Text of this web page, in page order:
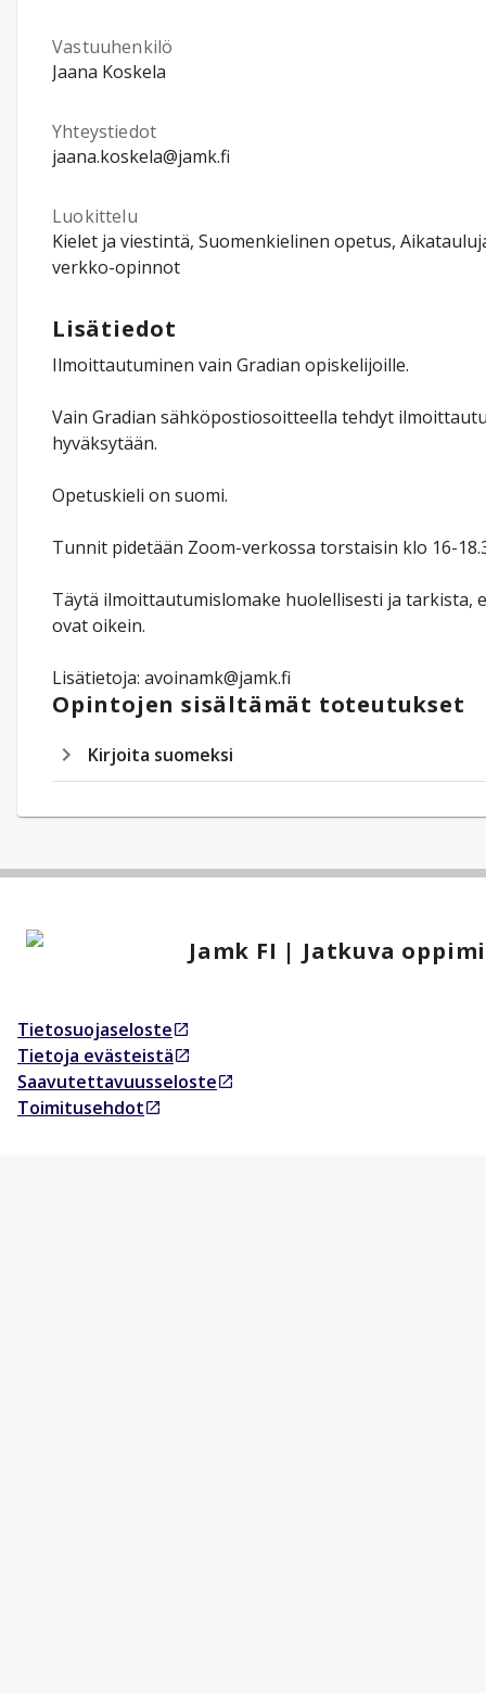
Vastuuhenkilö
Jaana Koskela
Yhteystiedot
jaana.koskela@jamk.fi
Luokittelu
Kielet ja viestintä, Suomenkielinen opetus,
verkko-opinnot
Lisätiedot
Ilmoittautuminen vain Gradian opiskelijoille.
Vain Gradian sähköpostiosoitteella tehdyt
hyväksytään.
Opetuskieli on suomi.
Tunnit pidetään Zoom-verkossa torstaisin klo 16-
Täytä ilmoittautumislomake huolellisesti ja tarkista,
ovat oikein.
Lisätietoja: avoinamk@jamk.fi
Opintojen sisältämät toteutukset
Kirjoita suomeksi
Jamk FI | Jatkuva
Tietosuojaseloste
Avautuu uudessa välilehdessä
Tietoja evästeistä
Avautuu uudessa välilehdessä
Saavutettavuusseloste
Avautuu uudessa välilehdessä
Toimitusehdot
Avautuu uudessa välilehdessä